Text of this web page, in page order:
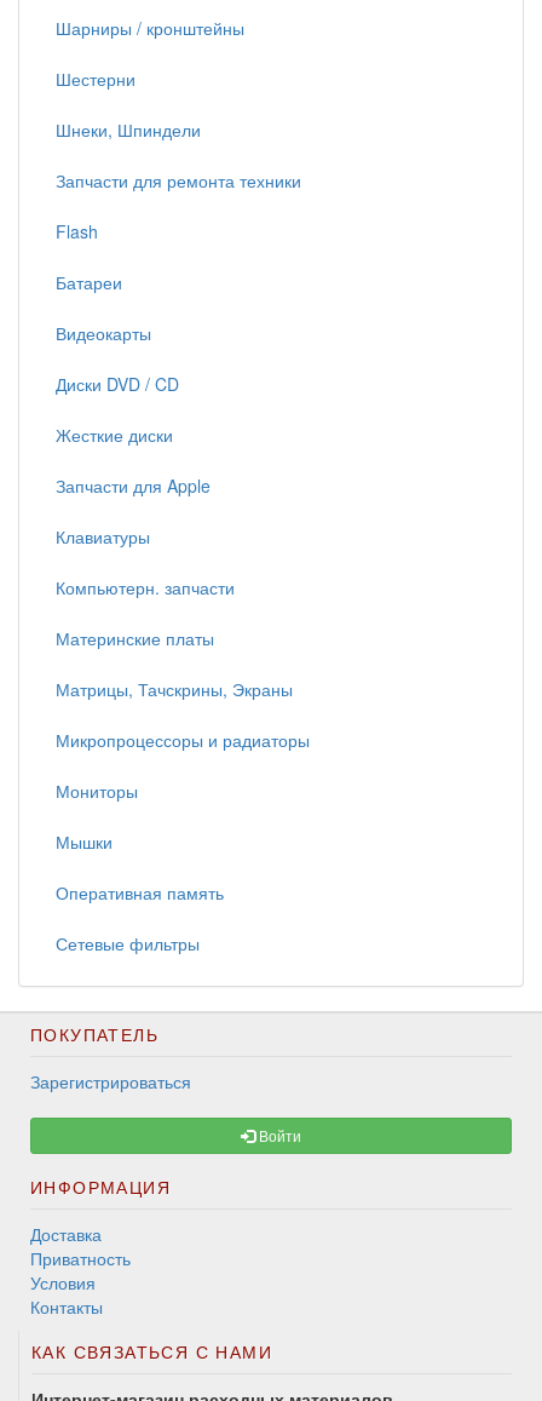
Шарниры / кронштейны
Шестерни
Шнеки, Шпиндели
Запчасти для ремонта техники
Flash
Батареи
Видеокарты
Диски DVD / CD
Жесткие диски
Запчасти для Apple
Клавиатуры
Компьютерн. запчасти
Материнские платы
Матрицы, Тачскрины, Экраны
Микропроцессоры и радиаторы
Мониторы
Мышки
Оперативная память
Сетевые фильтры
ПОКУПАТЕЛЬ
Зарегистрироваться
Войти
ИНФОРМАЦИЯ
Доставка
Приватность
Условия
Контакты
КАК СВЯЗАТЬСЯ С НАМИ